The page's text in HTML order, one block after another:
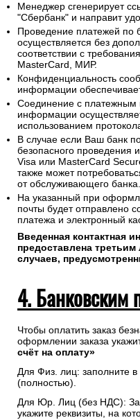
Менеджер сгенерирует
"Сбербанк" и направит
Проведение платежей по
осуществляется без
соответствии с
MasterCard, МИР.
Конфиденциальность
информации
Соединение с
информации
использованием
В случае если Ваш банк
безопасного проведения
Visa или MasterCard
также может
от обслуживающего банка.
На указанный при
почты будет отправлено
платежа и электронный
Введенная контактная
предоставлена
случаев,
4. Банковским
Чтобы оплатить заказ
оформлении заказа
счёт на оплату»
Для Физ. лиц: заполните
(полностью).
Для Юр. Лиц (без НДС):
укажите реквизиты, на